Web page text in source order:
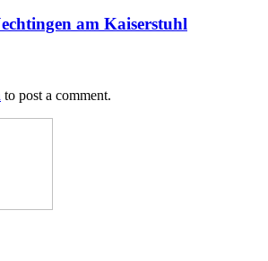
am Kaiserstuhl
to post a comment.